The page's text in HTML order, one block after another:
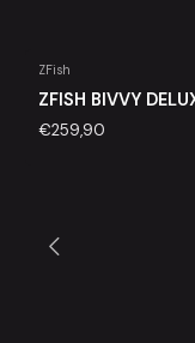
ZFish
ZFISH BIVVY
€259,90